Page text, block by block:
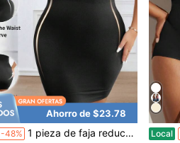
Ahorro de $23.78
-48% 1 pieza de faja reductora ajustable con tirantes finos, control de abdomen, moldeadora de cintura y glúteos, sin costuras, talla grande, compresión, para usar debajo de un vestido. Local